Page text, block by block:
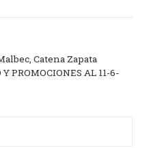
, Catena Zapata
Y PROMOCIONES AL 11-6-